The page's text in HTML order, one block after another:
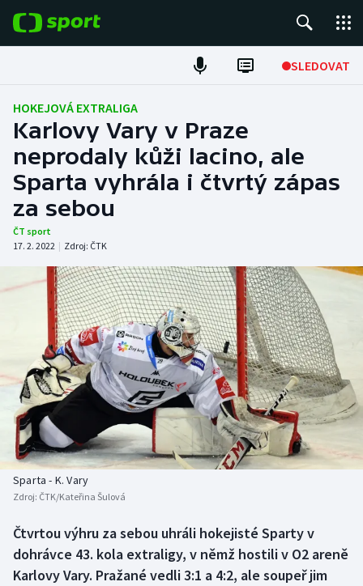
SLEDOVAT
Fotbal
Hokej
Tenis
Atletika
DALŠÍ SPORTY
Americký fotbal
Baseball a softbal
Basketbal
Biatlon
Boby a skeleton
Box
Curling
NEPŘEHLÉDNĚTE
Soutěže
Historické návraty
Aplikace ČT sport
AZ kvíz
HOKEJOVÁ EXTRALIGA
Karlovy Vary v Praze
neprodaly kůži lacino, ale
Sparta vyhrála i čtvrtý zápas
za sebou
ČT sport
17. 2. 2022 | Zdroj: ČTK
Sparta - K. Vary
Zdroj: ČTK/Kateřina Šulová
Čtvrtou výhru za sebou uhráli hokejisté Sparty v
dohrávce 43. kola extraligy, v němž hostili v O2 areně
Karlovy Vary. Pražané vedli 3:1 a 4:2, ale soupeř jim